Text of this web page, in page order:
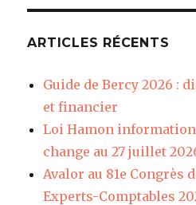
ARTICLES RÉCENTS
Guide de Bercy 2026 :
et financier
Loi Hamon information
change au 27 juillet
Avalor au 81e Congrès
Experts-Comptables